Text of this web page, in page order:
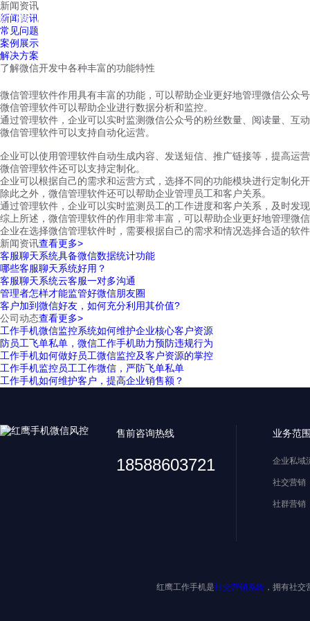
红鹰工作手机
新闻资讯
新闻资讯
常见问题
案例展示
解决方案
了解微信开发中各种丰富的功能特性
微信管理软件作用具有丰富的功能，可以帮助企业更好地管理微信公众
微信管理软件可以帮助企业进行数据分析和监控。
通过管理软件，企业可以实时监测微信公众号的粉丝数量、阅读量、互
微信管理软件可以支持自动化运营。
企业可以使用管理软件自动生成内容、发送短信、推广链接等，提高运
微信管理软件还可以支持定制化。
企业可以根据自己的需求和运营方式，选择不同的功能模块进行定制化
除此之外，微信管理软件还可以帮助企业管理员工和客户关系。
通过管理软件，企业可以实时监测员工的工作进度和客户关系，及时发
综上所述，微信管理软件的作用非常丰富，可以帮助企业更好地管理微
企业在选择微信管理软件时，需要根据自己的需求和情况选择合适的软
新闻资讯查看更多>
客服聊天系统具备微信数据统计功能
哪些客服聊天系统好用？
客服聊天系统云客服一对多沟通
管理者怎样才能监管好微信朋友圈
客户加到微信好友，如何充分利用其价值?
公司动态查看更多>
工作手机微信监控系统如何维护企业核心客户资源
防员工飞单私单，微信工作手机助力预防违规行为
工作手机如何做好员工微信监控及客户资源的掌控
工作手机监控员工工作微信，严防飞单私单
工作手机如何维护客户，提高企业销售额？
售前咨询热线
18588603721
业务范
企业私域
社交营销
社群营销
红鹰工作手机是社交营销系统 ，拥有社